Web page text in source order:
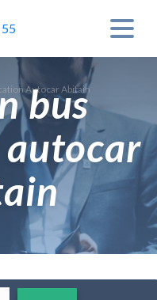
Autocar Abitain
bus